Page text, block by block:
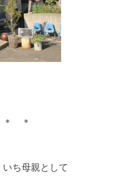
＊ ＊
ち母親として